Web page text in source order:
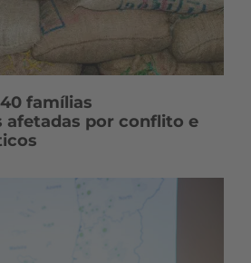
famílias
afetadas por conflito e